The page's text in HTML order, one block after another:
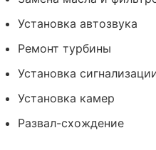
Установка автозвука
Ремонт турбины
Установка
Установка камер
Развал-схождение